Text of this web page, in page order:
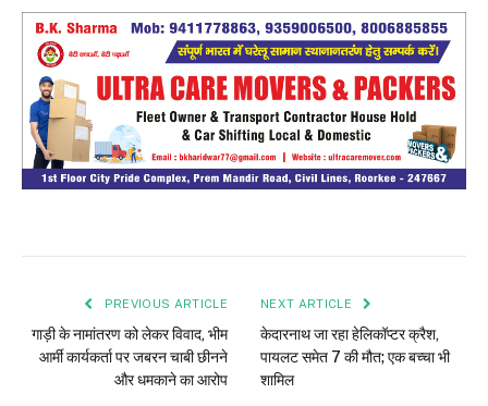
PREVIOUS ARTICLE
गाड़ी के नामांतरण को लेकर विवाद, भीम
आर्मी कार्यकर्ता पर जबरन चाबी छीनने
और धमकाने का आरोप
NEXT ARTICLE
केदारनाथ जा रहा हेलिकॉप्टर क्रैश,
पायलट समेत 7 की मौत; एक बच्चा भी
शामिल